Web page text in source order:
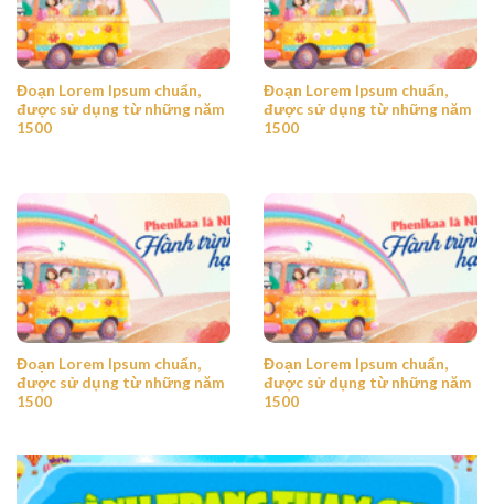
Đoạn Lorem Ipsum chuẩn,
được sử dụng từ những năm
1500
Đoạn Lorem Ipsum chuẩn,
được sử dụng từ những năm
1500
Đoạn Lorem Ipsum chuẩn,
được sử dụng từ những năm
1500
Đoạn Lorem Ipsum chuẩn,
được sử dụng từ những năm
1500